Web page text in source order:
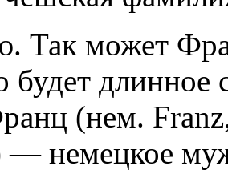
Так может
будет
(нем.
— немецкое